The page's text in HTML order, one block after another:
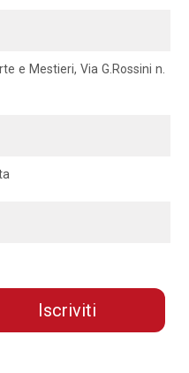
e Mestieri, Via G.Rossini n.
Iscriviti